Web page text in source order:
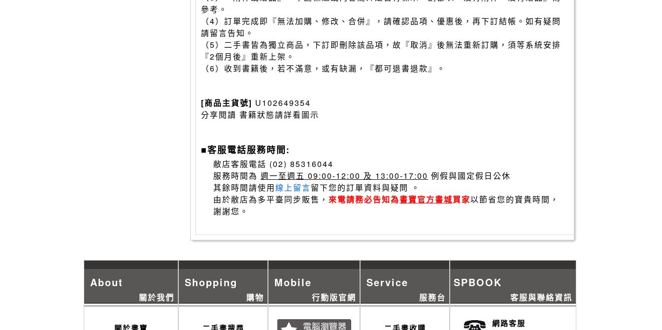
參考。
（4）訂單完成即『無法加購、修改、合併』，請確認品項、優惠後，再下訂結帳。如有疑問
請留言告知。
（5）二手書皆為獨立商品，下訂即刪除該品項，故『取消』後無法重新訂購，須等系統安排
『2個月後』重新上架。
（6）收到書籍後，若不滿意，或有缺漏，『都可退書退款』。
[商品主貨號] U102649354
分享閱讀 書籍狀態請詳看圖示
■客服電話服務時間:
敝店客服電話 (02) 85316044
服務時間為 週一至週五 09:00-12:00 及 13:00-17:00 例假與國定假日公休
其餘時間請使用線上留言留下您的訂單資料與疑問 。
由於敝店為多平臺同步販售， 來電請務必告知為書寶官方書城買家以節省您的寶貴時間，
謝謝您。
About
關於我們
Shopping
購物
Mobile
行動版官網
Service
服務台
SPBOOK
客服與聯絡資訊
網路客服